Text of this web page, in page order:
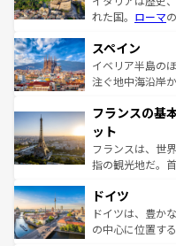
れた国。 ローマ
ろん、トスカー
景など、自然景
ピザやパスタな
ませてくれるイ
なお、新着のイ
しい。
スペイン
イベリア半島の
注ぐ地中海沿岸
文化が根付くこ
れる闘牛、そし
る。首都マドリ
アートに溢れた
せる。地方によ
ンテンツ一覧を
フランスの基
ット
フランスは、世
指の観光地だ。
で、幅広い魅力
聖堂、美しいビ
から魅了する。
ドイツ
ドイツは、豊か
の中心に位置す